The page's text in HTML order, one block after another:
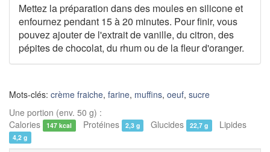
Mettez la préparation dans des moules en silicone et
enfournez pendant 15 à 20 minutes. Pour finir, vous
pouvez ajouter de l'extrait de vanille, du citron, des
pépites de chocolat, du rhum ou de la fleur d'oranger.
Mots-clés: crème fraiche, farine, muffins, oeuf, sucre
Une portion (env. 50 g) :
Calories
147 kcal Protéines 2,3 g Glucides 22,7 g Lipides
4,2 g